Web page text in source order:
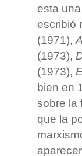
esta
escribió
(1971),
(1973),
(1973),
bien en
sobre la
que la